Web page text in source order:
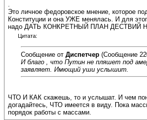
.
Это личное федоровское мнение, которое
Конституции и она УЖЕ менялась. И для
надо ДАТЬ КОНКРЕТНЫЙ ПЛАН ДЕСТВИЙ
Цитата:
Сообщение от Диспетчер (Сообщение
И благо , что Путин не пляшет под
заявляет. Имющий уши услышит.
ЧТО И КАК скажешь, то и услышат. И чем
догадайтесь, ЧТО имеется в виду. Пока
порядок работы с массами.